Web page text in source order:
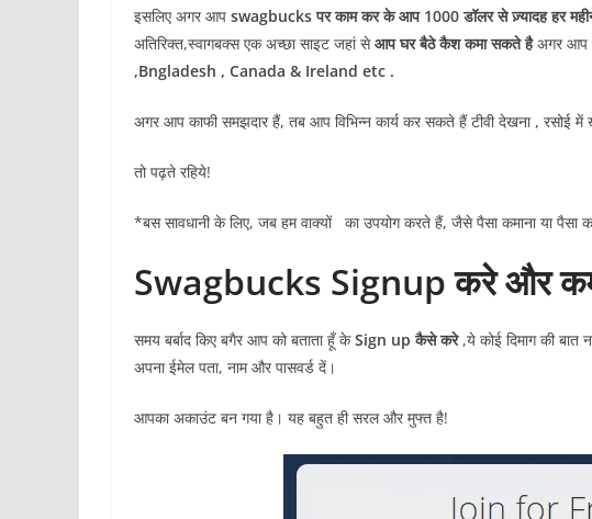
इसलिए अगर आप swagbucks पर काम कर के आप 1000 डॉलर से ज़्यादह हर
अतिरिक्त,स्वागबक्स एक अच्छा साइट जहां सेआप घर बैठे कैश कमा सकते हैअगर आप
,Bngladesh , Canada & Ireland etc .
अगर आप काफी समझदार हैं, तब आप विभिन्न कार्य कर सकते हैं टीवी देखना , रसोई में
तो पढ़ते रहिये!
*बस सावधानी के लिए, जब हम वाक्यों का उपयोग करते हैं, जैसे पैसा कमाना या
Swagbucks Signup करे और
समय बर्बाद किए बगैर आप को बताता हूँ केSign up कैसे करे,ये कोई दिमाग की बात
अपना ईमेल पता, नाम और पासवर्ड दें।
आपका अकाउंट बन गया है। यह बहुत ही सरल और मुफ्त है!